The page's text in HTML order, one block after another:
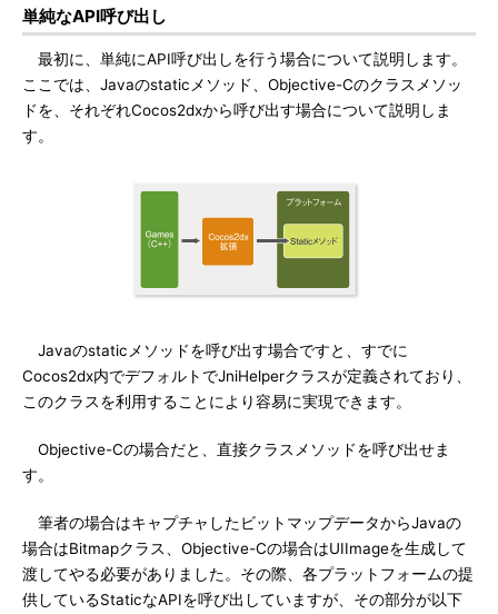
単純なAPI呼び出し
最初に、単純にAPI呼び出しを行う場合について説明します。
ここでは、Javaのstaticメソッド、Objective-Cのクラスメソッ
ドを、それぞれCocos2dxから呼び出す場合について説明しま
す。
Javaのstaticメソッドを呼び出す場合ですと、すでに
Cocos2dx内でデフォルトでJniHelperクラスが定義されており、
このクラスを利用することにより容易に実現できます。
Objective-Cの場合だと、直接クラスメソッドを呼び出せま
す。
筆者の場合はキャプチャしたビットマップデータからJavaの
場合はBitmapクラス、Objective-Cの場合はUIImageを生成して
渡してやる必要がありました。その際、各プラットフォームの提
供しているStaticなAPIを呼び出していますが、その部分が以下